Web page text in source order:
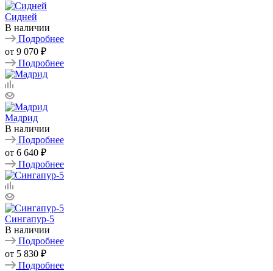
Сидней
В наличии
Подробнее
от 9 070 ₽
Подробнее
Мадрид
В наличии
Подробнее
от 6 640 ₽
Подробнее
Сингапур-5
В наличии
Подробнее
от 5 830 ₽
Подробнее